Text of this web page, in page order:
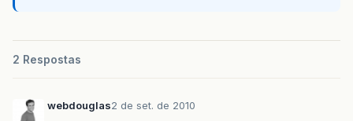
2 Respostas
webdouglas2 de set. de 2010